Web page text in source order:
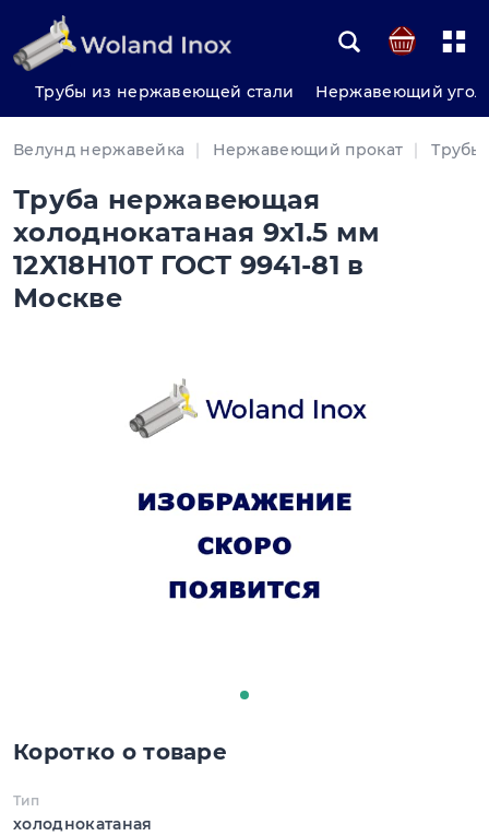
Трубы из нержавеющей стали Нержавеющий
Велунд нержавейка Нержавеющий прокат Трубы
Труба нержавеющая
холоднокатаная 9х1.5 мм
12Х18Н10Т ГОСТ 9941-81 в
Москве
Коротко о товаре
Тип
холоднокатаная